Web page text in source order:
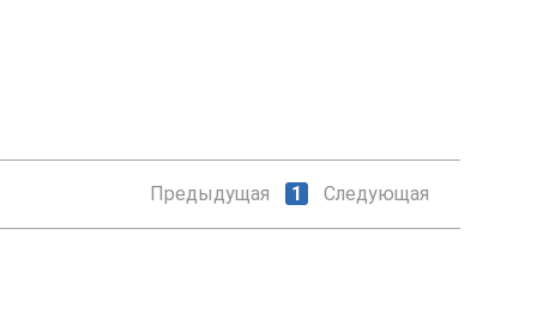
Предыдущая 1 Следующая